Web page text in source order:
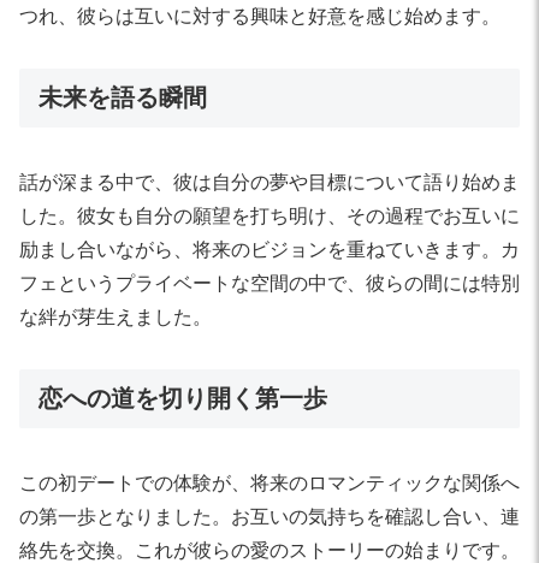
つれ、彼らは互いに対する興味と好意を感じ始めます。
未来を語る瞬間
話が深まる中で、彼は自分の夢や目標について語り始めま
した。彼女も自分の願望を打ち明け、その過程でお互いに
励まし合いながら、将来のビジョンを重ねていきます。カ
フェというプライベートな空間の中で、彼らの間には特別
な絆が芽生えました。
恋への道を切り開く第一歩
この初デートでの体験が、将来のロマンティックな関係へ
の第一歩となりました。お互いの気持ちを確認し合い、連
絡先を交換。これが彼らの愛のストーリーの始まりです。